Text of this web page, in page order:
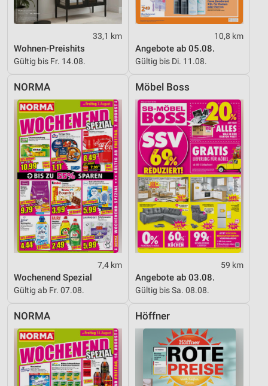
33,1 km
Wohnen-Preishits
Gültig bis Fr. 14.08.
10,8 km
Angebote ab 05.08.
Gültig bis Di. 11.08.
NORMA
7,4 km
Wochenend Spezial
Gültig ab Fr. 07.08.
Möbel Boss
59 km
Angebote ab 03.08.
Gültig bis Sa. 08.08.
NORMA Höffner